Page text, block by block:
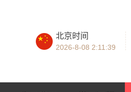
北京时间
2026-8-08 2:11:40